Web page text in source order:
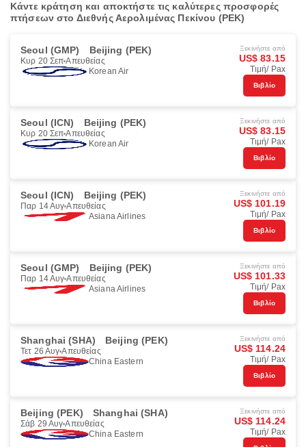
Κάντε κράτηση και αποκτήστε τις καλύτερες προσφορές
πτήσεων στο Διεθνής Αερολιμένας Πεκίνου (PEK)
Seoul (GMP) Beijing (PEK)
Κυρ 20 Σεπ Απευθείας
Korean Air
Ξεκινήστε από
US$ 83.15
Τιμή/ Pax
Βιβλίο
Seoul (ICN) Beijing (PEK)
Κυρ 20 Σεπ Απευθείας
Korean Air
Ξεκινήστε από
US$ 83.15
Τιμή/ Pax
Βιβλίο
Seoul (ICN) Beijing (PEK)
Παρ 14 Αυγ Απευθείας
Asiana Airlines
Ξεκινήστε από
US$ 101.19
Τιμή/ Pax
Βιβλίο
Seoul (GMP) Beijing (PEK)
Παρ 14 Αυγ Απευθείας
Asiana Airlines
Ξεκινήστε από
US$ 101.33
Τιμή/ Pax
Βιβλίο
Shanghai (SHA) Beijing (PEK)
Τετ 26 Αυγ Απευθείας
China Eastern
Ξεκινήστε από
US$ 114.24
Τιμή/ Pax
Βιβλίο
Beijing (PEK) Shanghai (SHA)
Σάβ 29 Αυγ Απευθείας
China Eastern
Ξεκινήστε από
US$ 114.24
Τιμή/ Pax